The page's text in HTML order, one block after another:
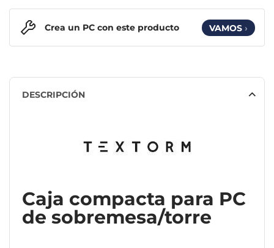
Crea un PC con este producto VAMOS ›
DESCRIPCIÓN
Caja compacta para PC
de sobremesa/torre